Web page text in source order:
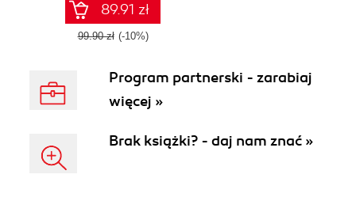
89.91 zł
99.90 zł (-10%)
Program partnerski - zarabiaj
więcej »
Brak książki? - daj nam znać »